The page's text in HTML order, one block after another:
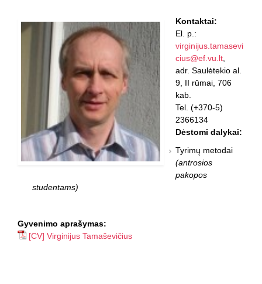
Kontaktai:
El. p.:
virginijus.tamasevi
cius@ef.vu.lt
adr. Saulėtekio al.
9, II rūmai, 706
kab.
Tel. (+370-5)
2366134
Dėstomi dalykai:
Tyrimų metodai
(antrosios
pakopos
studentams)
Gyvenimo aprašymas:
[CV] Virginijus Tamaševičius